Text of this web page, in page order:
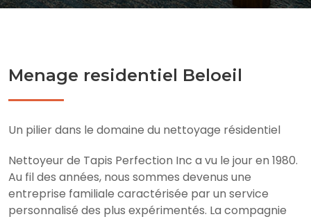
Menage residentiel Beloeil
Un pilier dans le domaine du nettoyage résidentiel
Nettoyeur de Tapis Perfection Inc a vu le jour en 1980.
Au fil des années, nous sommes devenus une
entreprise familiale caractérisée par un service
personnalisé des plus expérimentés. La compagnie